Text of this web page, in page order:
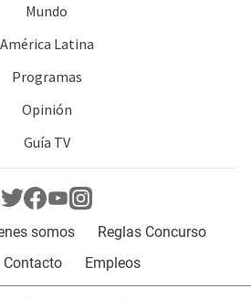
Mundo
América Latina
Programas
Opinión
Guía TV
somos
Reglas Concurso
Contacto Empleos